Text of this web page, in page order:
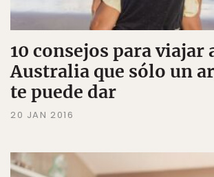
10 consejos para viajar
Australia que sólo un
te puede dar
20 JAN 2016